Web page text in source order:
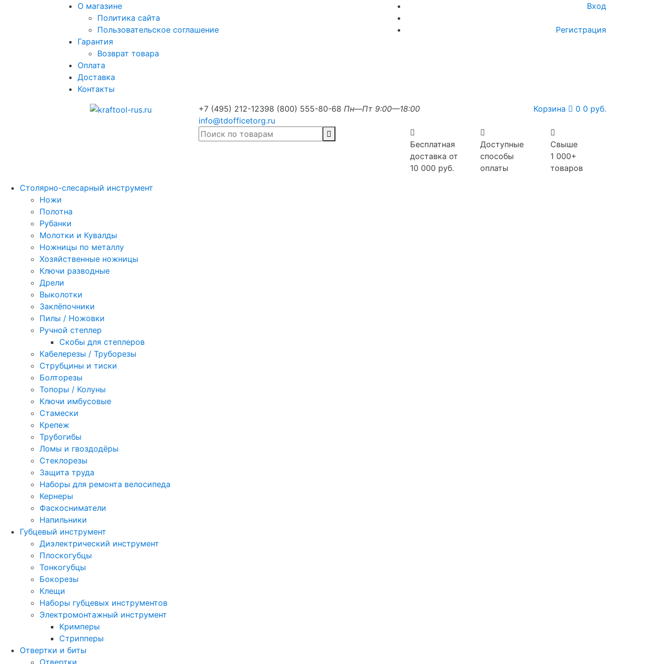
О магазине
Политика сайта
Пользовательское соглашение
Гарантия
Возврат товара
Оплата
Доставка
Контакты
Вход
Регистрация
+7 (495) 212-12398 (800) 555-80-68 Пн—Пт 9:00—18:00
info@tdofficetorg.ru
Корзина 0 0 руб.
Бесплатная
доставка от
10 000 руб.
Доступные
способы
оплаты
Свыше
1 000+
товаров
Столярно-слесарный инструмент
Ножи
Полотна
Рубанки
Молотки и Кувалды
Ножницы по металлу
Хозяйственные ножницы
Ключи разводные
Дрели
Выколотки
Заклёпочники
Пилы / Ножовки
Ручной степлер
Скобы для степлеров
Кабелерезы / Труборезы
Струбцины и тиски
Болторезы
Топоры / Колуны
Ключи имбусовые
Стамески
Крепеж
Трубогибы
Ломы и гвоздодёры
Стеклорезы
Защита труда
Наборы для ремонта велосипеда
Кернеры
Фаскосниматели
Напильники
Губцевый инструмент
Диэлектрический инструмент
Плоскогубцы
Тонкогубцы
Бокорезы
Клещи
Наборы губцевых инструментов
Электромонтажный инструмент
Кримперы
Стрипперы
Отвертки и биты
Отвертки